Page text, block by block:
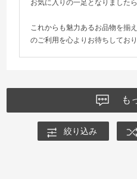
お気に入りの一足となりました
これからも魅力あるお品物を揃
のご利用を心よりお待ちしており
も
絞り込み